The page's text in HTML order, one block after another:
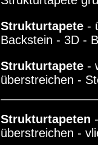
Strukturtapete -
Backstein - 3D -
Strukturtapete -
überstreichen -
Strukturtapeten
überstreichen -